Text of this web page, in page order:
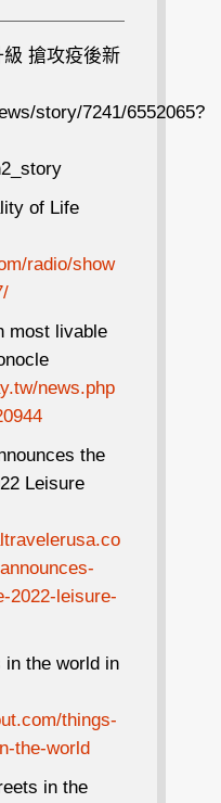
搶攻疫後新
story/7241/6552065?
of Life
radio/show
most livable
news.php
the
Leisure
2022-leisure-
in the world in
things-
the-world
in the